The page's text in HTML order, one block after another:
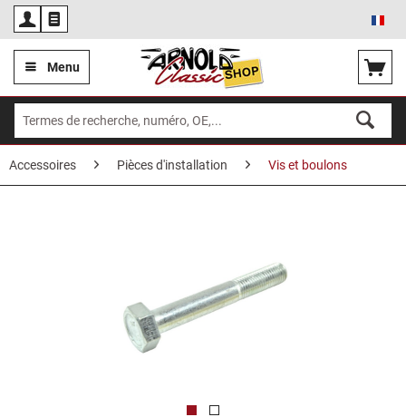
Menu
Accessoires Pièces d'installation Vis et boulons